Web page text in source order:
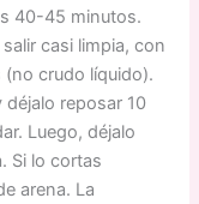
40-45 minutos.
casi limpia, con
crudo líquido).
reposar 10
Luego, déjalo
Si lo cortas
arena. La